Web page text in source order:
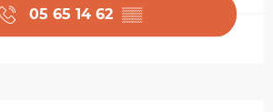
05 65 14 62 ▒▒